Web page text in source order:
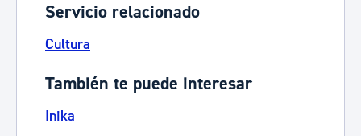
Servicio relacionado
Cultura
También te puede interesar
Inika